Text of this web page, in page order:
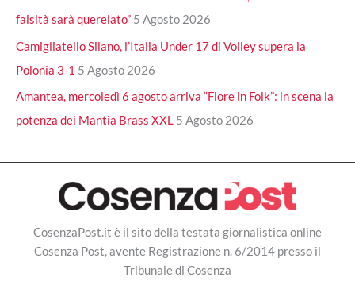
falsità sarà querelato” 5 Agosto 2026
Camigliatello Silano, l’Italia Under 17 di Volley supera la
Polonia 3-1 5 Agosto 2026
Amantea, mercoledì 6 agosto arriva “Fiore in Folk”: in scena la
potenza dei Mantia Brass XXL 5 Agosto 2026
CosenzaPost.it è il sito della testata giornalistica online
Cosenza Post, avente Registrazione n. 6/2014 presso il
Tribunale di Cosenza